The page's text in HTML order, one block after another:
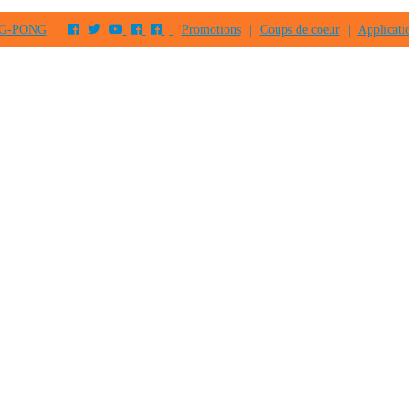
PONG Promotions Coups de coeur